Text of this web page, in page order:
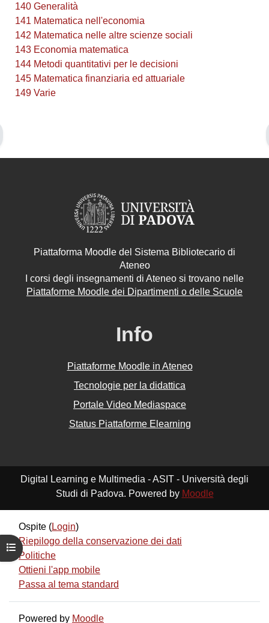
Apri indice del corso
140 Generalità
141 Matematica nell'economia
142 Matematica nelle altre scienze sociali
143 Economia matematica
144 Metodi quantitativi per le decisioni
145 Matematica finanziaria ed attuariale
149 Varie
Piattaforma Moodle del Sistema Bibliotecario di
Ateneo
I corsi degli insegnamenti di Ateneo si trovano nelle
Piattaforme Moodle dei Dipartimenti o delle Scuole
Info
Piattaforme Moodle in Ateneo
Tecnologie per la didattica
Portale Video Mediaspace
Status Piattaforme Elearning
Digital Learning e Multimedia - ASIT - Università degli
Studi di Padova. Powered by Moodle
Ospite (Login)
Riepilogo della conservazione dei dati
Politiche
Ottieni l'app mobile
Passa al tema standard
Powered by Moodle